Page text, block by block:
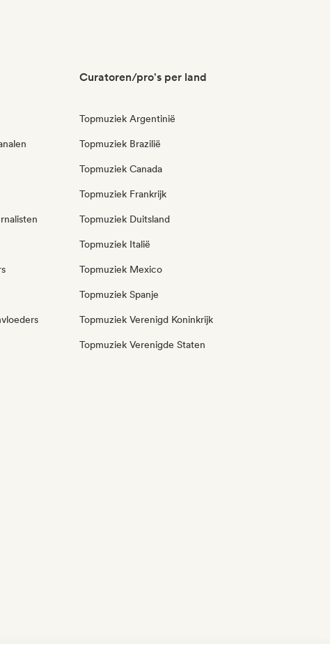
Curatoren/pro's per land
Topmuziek Argentinië
Topmuziek Brazilië
Topmuziek Canada
Topmuziek Frankrijk
Topmuziek Duitsland
Topmuziek Italië
Topmuziek Mexico
Topmuziek Spanje
Topmuziek Verenigd Koninkrijk
Topmuziek Verenigde Staten